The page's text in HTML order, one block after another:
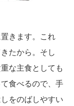
きます。これ
たから。そし
な主食としても
食べるので、手
をのばしやすい